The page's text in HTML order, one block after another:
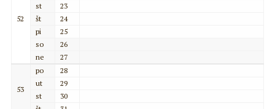
52
st
23
št
24
pi
25
so
26
ne
27
53
po
28
ut
29
st
30